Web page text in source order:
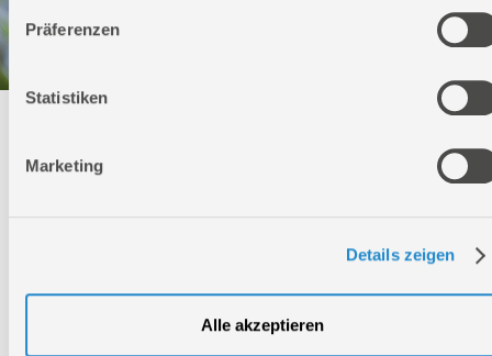
Präferenzen
Statistiken
Marketing
Details zeigen
Alle akzeptieren
Bei Fragen rund um unsere Produkte und Anwendungen
Telefax: +49 (0)7904-70051999